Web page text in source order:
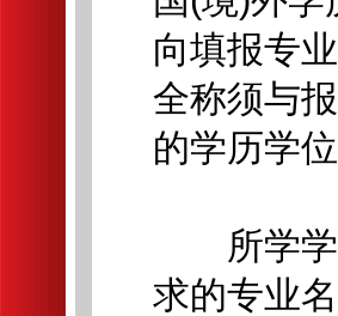
向填报专
全称须与
的学历学位
所学学
求的专业